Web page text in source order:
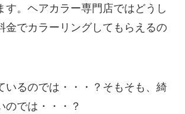
す。ヘアカラー専門店ではどうし
金でカラーリングしてもらえるの
いるのでは・・・？そもそも、綺
のでは・・・？